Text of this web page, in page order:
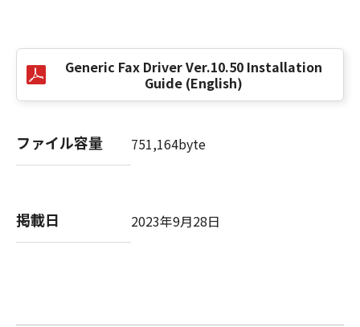
す。
以 上
キヤノン株式会社
Generic Fax Driver Ver.10.50 Installation
Guide (English)
ファイル容量 751,164byte
掲載日 2023年9月28日